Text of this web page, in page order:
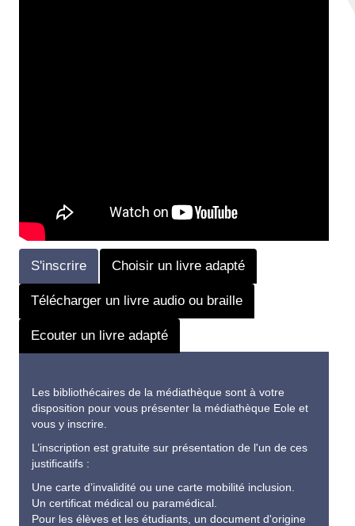
S'inscrire Choisir un livre adapté
Télécharger un livre audio ou braille
Ecouter un livre adapté
Les bibliothécaires de la médiathèque sont à votre
disposition pour vous présenter la médiathèque Eole et
vous y inscrire.
L’inscription est gratuite sur présentation de l'un de ces
justificatifs :
Une carte d’invalidité ou une carte mobilité inclusion.
Un certificat médical ou paramédical.
Pour les élèves et les étudiants, un document d'origine